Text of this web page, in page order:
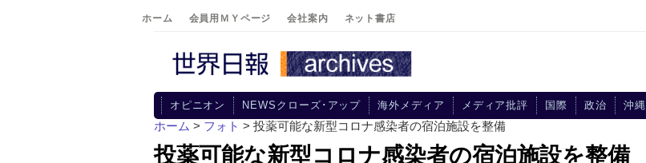
ホーム 会員用ＭＹページ 会社案内 ネット書店
オピニオン NEWSクローズ･アップ 海外メディア メディア批評 国際 政治 沖縄
ホーム > フォト > 投薬可能な新型コロナ感染者の宿泊施設を整備
投薬可能な新型コロナ感染者の宿泊施設を整備